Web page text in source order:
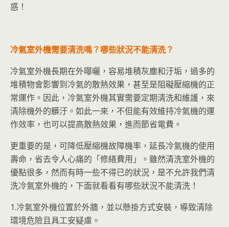
惑！
冷氣室外機需要清洗嗎？哪些狀況不能清洗？
冷氣室外機長期在外曝曬，容易堆積灰塵和汙垢，過多的
堆積物會影響到冷氣的散熱效果，甚至是阻礙壓縮機的正
常運作。因此，冷氣室外機其實需要定期清洗和維護，來
清除機外的髒汙。如此一來，不但能有效維持冷氣機的運
作效率，也可以提高散熱效果，進而節省電費。
更重要的是，可降低壓縮機故障機率，延長冷氣機的使用
壽命，省去令人心痛的「修繕費用」。雖然清洗室外機的
優點很多，然而有時一些不得已的狀況，是不允許我們清
洗冷氣室外機的，下面就看看有哪些狀況不能清洗！
1.冷氣室外機位置於外牆，並以懸掛方式安裝，導致清除
環境危險且具工安疑慮。